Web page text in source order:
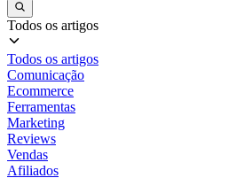
Todos os artigos
Todos os artigos
Comunicação
Ecommerce
Ferramentas
Marketing
Reviews
Vendas
Afiliados